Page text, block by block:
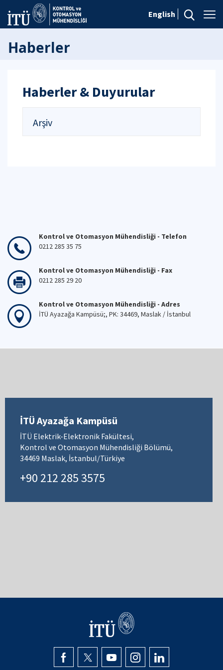
English
Haberler
Haberler & Duyurular
Arşiv
Kontrol ve Otomasyon Mühendisliği - Telefon
0212 285 35 75
Kontrol ve Otomasyon Mühendisliği - Fax
0212 285 29 20
Kontrol ve Otomasyon Mühendisliği - Adres
İTÜ Ayazağa Kampüsü;, PK: 34469, Maslak / İstanbul
İTÜ Ayazağa Kampüsü
İTÜ Elektrik-Elektronik Fakültesi,
Kontrol ve Otomasyon Mühendisliği Bölümü,
34469 Maslak, İstanbul/Türkiye
+90 212 285 3575